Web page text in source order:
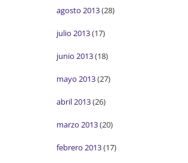
agosto 2013(28)
julio 2013(17)
junio 2013(18)
mayo 2013(27)
abril 2013(26)
marzo 2013(20)
febrero 2013(17)